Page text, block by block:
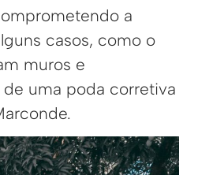
a
casos, como o
muros e
uma poda corretiva